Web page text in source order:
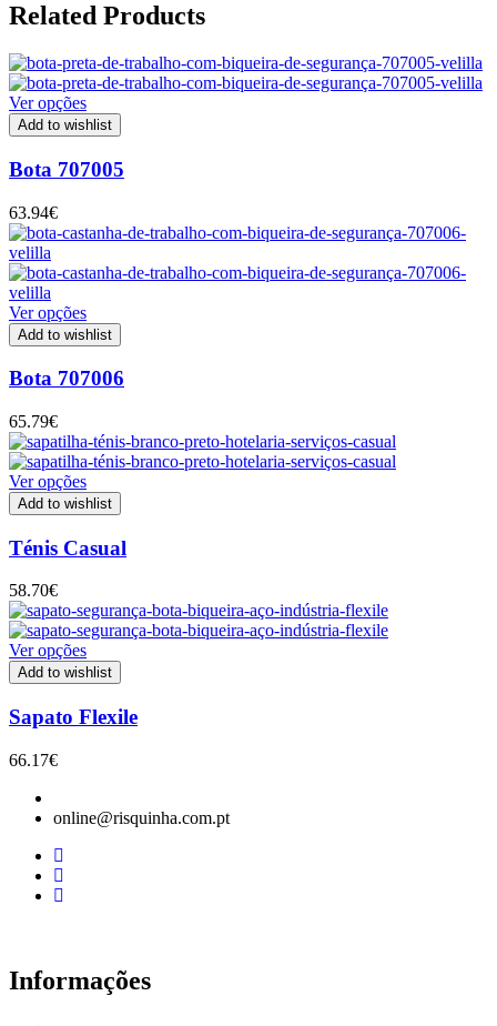
Related Products
Ver opções
Add to wishlist
Bota 707005
63.94€
Ver opções
Add to wishlist
Bota 707006
65.79€
Ver opções
Add to wishlist
Ténis Casual
58.70€
Ver opções
Add to wishlist
Sapato Flexile
66.17€
online@risquinha.com.pt
Informações